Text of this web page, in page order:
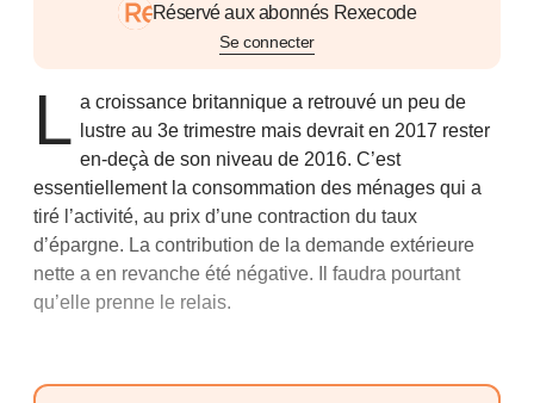
Réservé aux abonnés Rexecode
Se connecter
L a croissance britannique a retrouvé un peu de
lustre au 3e trimestre mais devrait en 2017 rester
en-deçà de son niveau de 2016. C’est
essentiellement la consommation des ménages qui a
tiré l’activité, au prix d’une contraction du taux
d’épargne. La contribution de la demande extérieure
nette a en revanche été négative. Il faudra pourtant
qu’elle prenne le relais.